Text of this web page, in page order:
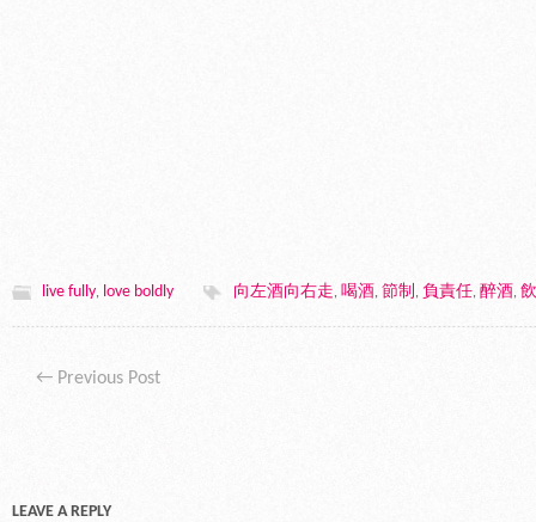
live fully, love boldly 向左酒向右走, 喝酒, 節制 , 負責任, 醉酒,
Post navigation
← Previous Post
LEAVE A REPLY